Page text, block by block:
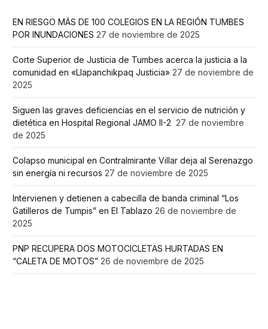
EN RIESGO MÁS DE 100 COLEGIOS EN LA REGIÓN TUMBES
POR INUNDACIONES 27 de noviembre de 2025
Corte Superior de Justicia de Tumbes acerca la justicia a la
comunidad en «Llapanchikpaq Justicia» 27 de noviembre de
2025
Siguen las graves deficiencias en el servicio de nutrición y
dietética en Hospital Regional JAMO II-2 27 de noviembre
de 2025
Colapso municipal en Contralmirante Villar deja al Serenazgo
sin energía ni recursos 27 de noviembre de 2025
Intervienen y detienen a cabecilla de banda criminal “Los
Gatilleros de Tumpis” en El Tablazo 26 de noviembre de
2025
PNP RECUPERA DOS MOTOCICLETAS HURTADAS EN
“CALETA DE MOTOS” 26 de noviembre de 2025